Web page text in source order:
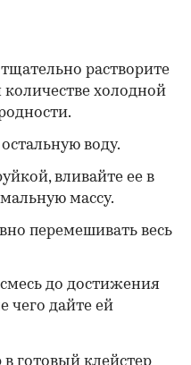
растворите
холодной
воду.
вливайте ее в
массу.
перемешивать весь
до достижения
чего дайте ей